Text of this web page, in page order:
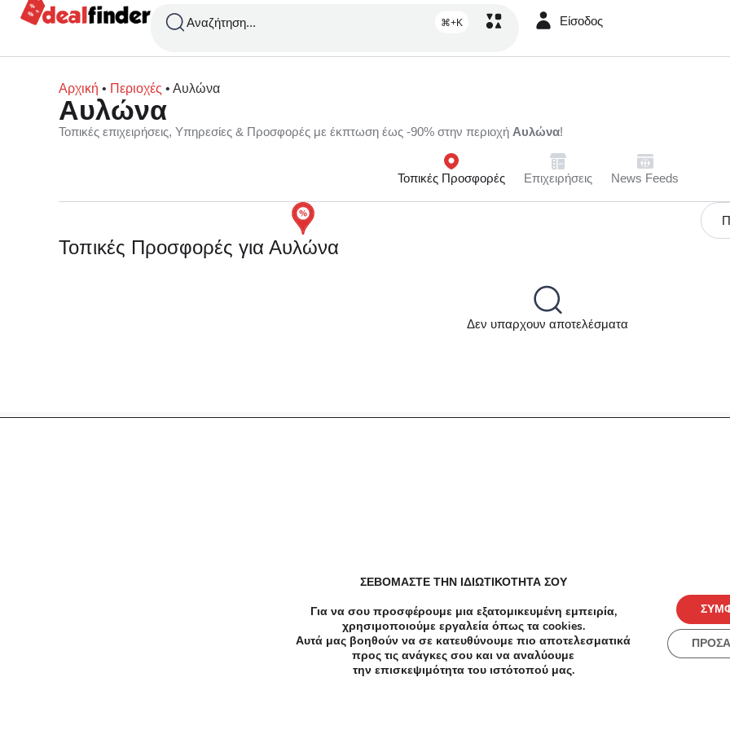
Αναζήτηση... ⌘+K Είσοδος
Αρχική • Περιοχές • Αυλώνα
Αυλώνα
Τοπικές επιχειρήσεις, Υπηρεσίες & Προσφορές με έκπτωση έως -90% στην περιοχή Αυλώνα!
Τοπικές Προσφορές Επιχειρήσεις News Feeds
Τοπικές Προσφορές για Αυλώνα
Δεν υπαρχουν αποτελέσματα
ΣΕΒΟΜΑΣΤΕ ΤΗΝ ΙΔΙΩΤΙΚΟΤΗΤΑ ΣΟΥ
Για να σου προσφέρουμε μια εξατομικευμένη εμπειρία,
χρησιμοποιούμε εργαλεία όπως τα cookies.
Αυτά μας βοηθούν να σε κατευθύνουμε πιο αποτελεσματικά
προς τις ανάγκες σου και να αναλύουμε
την επισκεψιμότητα του ιστότοπού μας.